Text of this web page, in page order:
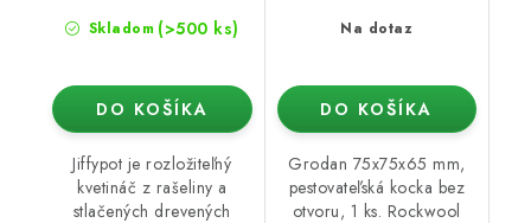
Skladom (>500 ks)
DO KOŠÍKA
Jiffypot je rozložiteľný
kvetináč z rašeliny a
stlačených drevených
Na dotaz
DO KOŠÍKA
Grodan 75x75x65 mm,
pestovateľská kocka bez
otvoru, 1 ks. Rockwool